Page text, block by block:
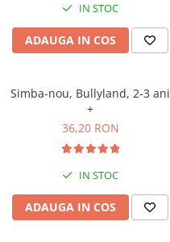
IN STOC
ADAUGA IN COS
Simba-nou, Bullyland, 2-3 ani
+
36,20 RON
IN STOC
ADAUGA IN COS